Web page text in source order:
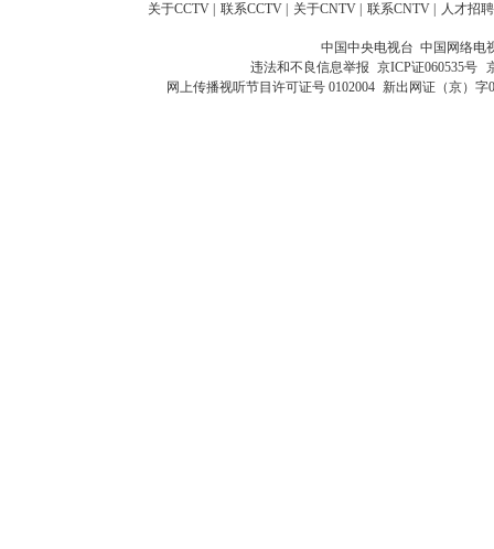
关于CCTV 联系CCTV 关于CNTV 联系CNTV 人才招聘
中国中央电视台 中国网络电
违法和不良信息举报 京ICP证060535号
网上传播视听节目许可证号 0102004 新出网证（京）